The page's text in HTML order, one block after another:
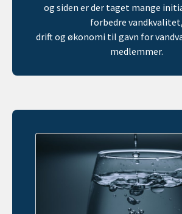
og siden er der taget mange
forbedre vandkvalitet,
drift og økonomi til gavn for
medlemmer.